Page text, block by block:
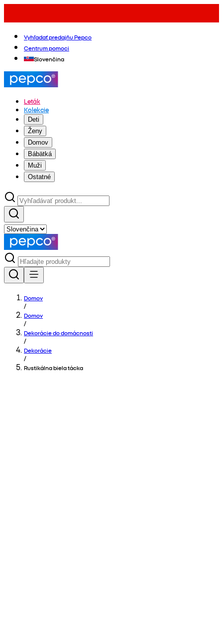
Vyhľadať predajňu Pepco
Centrum pomoci
Slovenčina
Leták
Kolekcie
Deti
Ženy
Domov
Bábätká
Muži
Ostatné
Domov
/
Domov
/
Dekorácie do domácnosti
/
Dekorácie
/
Rustikálna biela tácka